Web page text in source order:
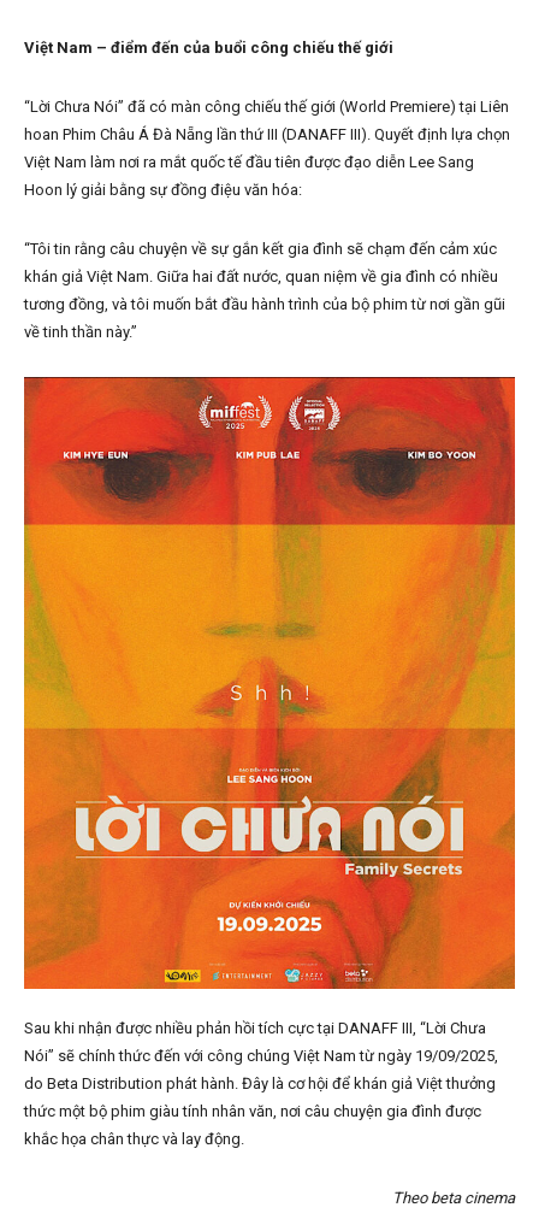
Việt Nam – điểm đến của buổi công chiếu thế giới
“Lời Chưa Nói” đã có màn công chiếu thế giới (World Premiere) tại Liên
hoan Phim Châu Á Đà Nẵng lần thứ III (DANAFF III). Quyết định lựa chọn
Việt Nam làm nơi ra mắt quốc tế đầu tiên được đạo diễn Lee Sang
Hoon lý giải bằng sự đồng điệu văn hóa:
“Tôi tin rằng câu chuyện về sự gắn kết gia đình sẽ chạm đến cảm xúc
khán giả Việt Nam. Giữa hai đất nước, quan niệm về gia đình có nhiều
tương đồng, và tôi muốn bắt đầu hành trình của bộ phim từ nơi gần gũi
về tinh thần này.”
Sau khi nhận được nhiều phản hồi tích cực tại DANAFF III, “Lời Chưa
Nói” sẽ chính thức đến với công chúng Việt Nam từ ngày 19/09/2025,
do Beta Distribution phát hành. Đây là cơ hội để khán giả Việt thưởng
thức một bộ phim giàu tính nhân văn, nơi câu chuyện gia đình được
khắc họa chân thực và lay động.
Theo beta cinema